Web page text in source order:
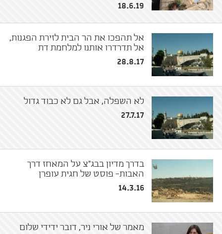
18.6.19
אל תהפכו את הר הבית לזירת הפגנות,
אל תדרדרו אותנו למלחמת דת
28.8.17
לא השפלה, אבל גם לא כבוד גדול
27.7.17
בדרך מדיון בבג״צ על המאחז דרך
האבות- פוסט של חגית עופרן
14.3.16
מאמר של אורי ניר, דובר ידידי שלום